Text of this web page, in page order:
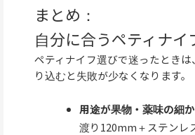
まとめ：
自分に合うペティナイ
ペティナイフ選びで迷ったとき
り込むと失敗が少なくなります。
用途が果物・薬味の細
渡り120mm＋ステンレ